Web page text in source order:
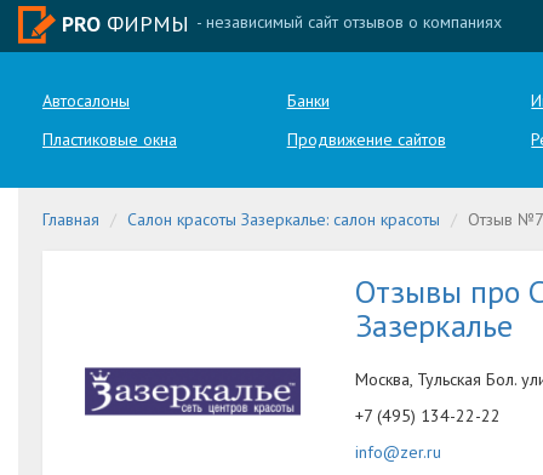
PRO ФИРМЫ - независимый сайт отзывов о компаниях
Автосалоны Банки
Пластиковые окна
Продвижение сайтов
Главная Салон красоты Зазеркалье: салон красоты Отзыв
Отзывы про
Зазеркалье
Москва, Тульская Бол.
+7 (495) 134-22-22
info@zer.ru